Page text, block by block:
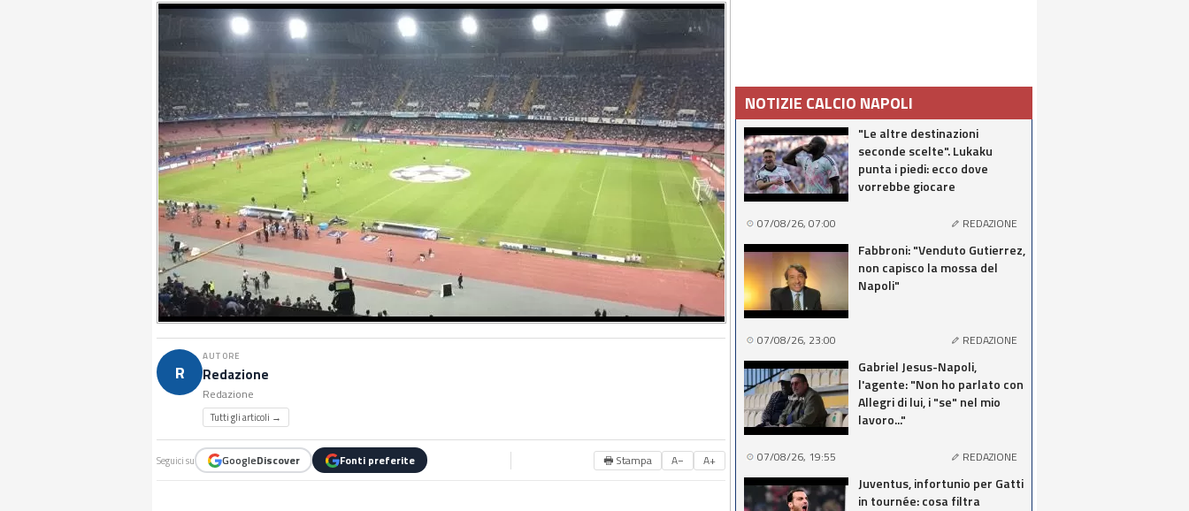
R
AUTORE
Redazione
Redazione
Tutti gli articoli →
Seguici su GoogleDiscover Fonti preferite 🖶 Stampa A− A+
NOTIZIE CALCIO NAPOLI
"Le altre destinazioni
seconde scelte". Lukaku
punta i piedi: ecco dove
vorrebbe giocare
07/08/26, 07:00 REDAZIONE
Fabbroni: "Venduto Gutierrez,
non capisco la mossa del
Napoli"
07/08/26, 23:00 REDAZIONE
Gabriel Jesus-Napoli,
l'agente: "Non ho parlato con
Allegri di lui, i "se" nel mio
lavoro..."
07/08/26, 19:55 REDAZIONE
Juventus, infortunio per Gatti
in tournée: cosa filtra